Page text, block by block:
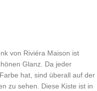
von Riviéra Maison ist
Glanz. Da jeder
hat, sind überall auf der
zu sehen. Diese Kiste ist in